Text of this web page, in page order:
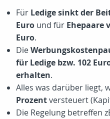
Für Ledige sinkt der
Euro und für Ehepaare
Euro.
Die
für Ledige bzw. 102
erhalten.
Alles was darüber liegt,
Prozentversteuert
Die Regelung betreffen